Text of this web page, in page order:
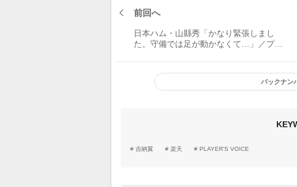
前回へ
日本ハム・山縣秀「かなり緊張しまし
た。守備では足が動かなくて…」／プロ
バックナン
吉納翼 楽天 PLAYER'S VOICE